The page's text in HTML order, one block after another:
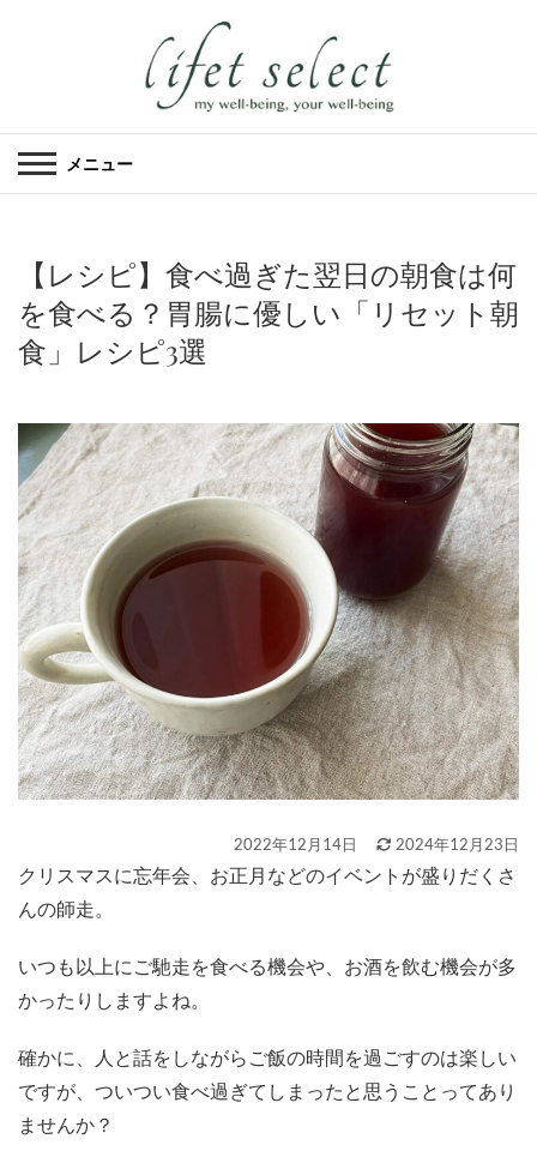
メニュー
【レシピ】食べ過ぎた翌日の朝食は何
を食べる？胃腸に優しい「リセット朝
食」レシピ3選
2022年12月14日 2024年12月23日
クリスマスに忘年会、お正月などのイベントが盛りだくさ
んの師走。
いつも以上にご馳走を食べる機会や、お酒を飲む機会が多
かったりしますよね。
確かに、人と話をしながらご飯の時間を過ごすのは楽しい
ですが、ついつい食べ過ぎてしまったと思うことってあり
ませんか？